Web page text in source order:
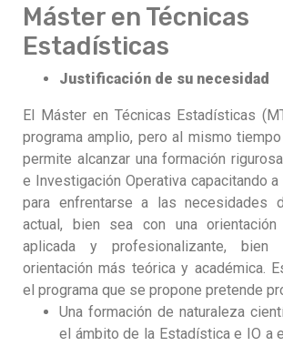
Máster en Técnicas
Estadísticas
Justificación de su necesidad
El Máster en Técnicas Estadísticas
programa amplio, pero al mismo
permite alcanzar una formación
e Investigación Operativa capacitando
para enfrentarse a las necesidades
actual, bien sea con una orientación
aplicada y profesionalizante,
orientación más teórica y académica.
el programa que se propone pretende
Una formación de naturaleza
el ámbito de la Estadística e IO a